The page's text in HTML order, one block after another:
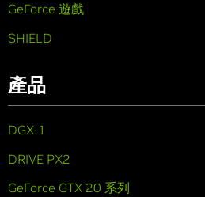
GeForce 遊戲
SHIELD
產品
DGX-1
DRIVE PX2
GeForce GTX 20 系列